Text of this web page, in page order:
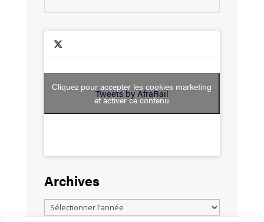
Tweets by AfraRail
Cliquez pour accepter les cookies marketing
et activer ce contenu
Archives